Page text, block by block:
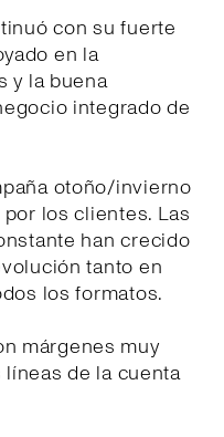
con su fuerte
en la
y la buena
integrado de
otoño/invierno
los clientes. Las
han crecido
tanto en
los formatos.
márgenes muy
de la cuenta